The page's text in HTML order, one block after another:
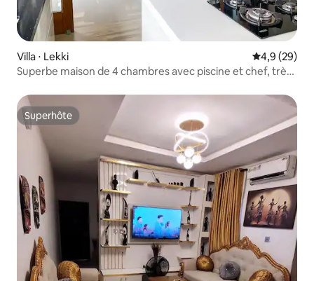
Villa ⋅ Lekki Évaluation
4,9 (29)
Superbe maison de 4 chambres avec piscine et chef, très
Superhôte
Superhôte